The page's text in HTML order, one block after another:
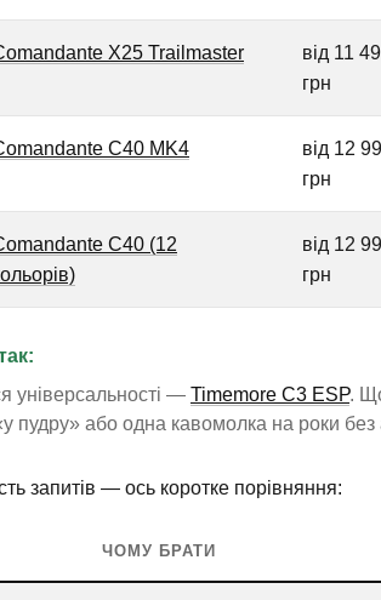
X25 Trailmaster
від 11
грн
C40 MK4
від 12
грн
C40 (12
від 12
грн
універсальності — Timemore C3 ESP.
пудру» або одна кавомолка на роки
запитів — ось коротке порівняння:
ЧОМУ БРАТИ